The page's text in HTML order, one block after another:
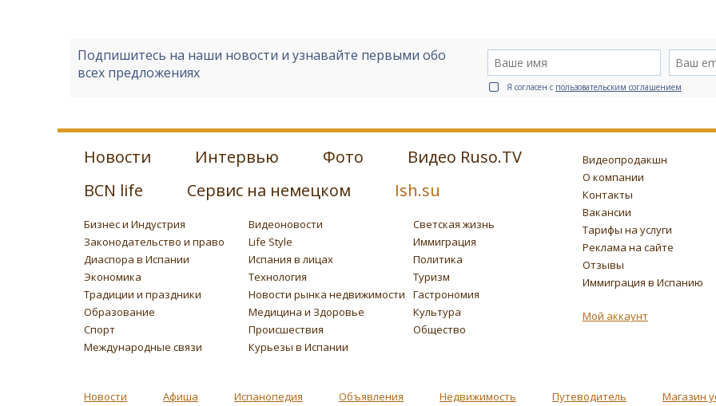
Подпишитесь на наши новости и узнавайте первыми обо
всех предложениях
Я согласен с пользовательским соглашением
Новости Интервью Фото
Видео Ruso.TV
BCN life
Сервис на немецком Ish.su
Бизнес и Индустрия Видеоновости
Светская жизнь
Законодательство и право
Life Style
Иммиграция
Диаспора в Испании
Испания в лицах
Политика
Экономика
Технология
Туризм
Традиции и праздники
Новости рынка недвижимости
Гастрономия
Образование
Медицина и Здоровье
Культура
Спорт
Происшествия
Общество
Международные связи
Курьезы в Испании
Видеопродакшн
О компании
Контакты
Вакансии
Тарифы на услуги
Реклама на сайте
Отзывы
Иммиграция в Испанию
Мой аккаунт
Новости Афиша Испанопедия Объявления Недвижимость Путеводитель Магазин